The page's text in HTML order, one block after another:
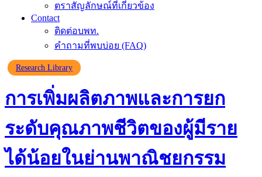
ตราสัญลักษณ์ที่เกี่ยวข้อง
Contact
ติดต่อบพท.
คำถามที่พบบ่อย (FAQ)
Research Library
การเพิ่มผลิตภาพและการยก
ระดับคุณภาพชีวิตของผู้มีราย
ได้น้อยในย่านพาณิชยกรรม